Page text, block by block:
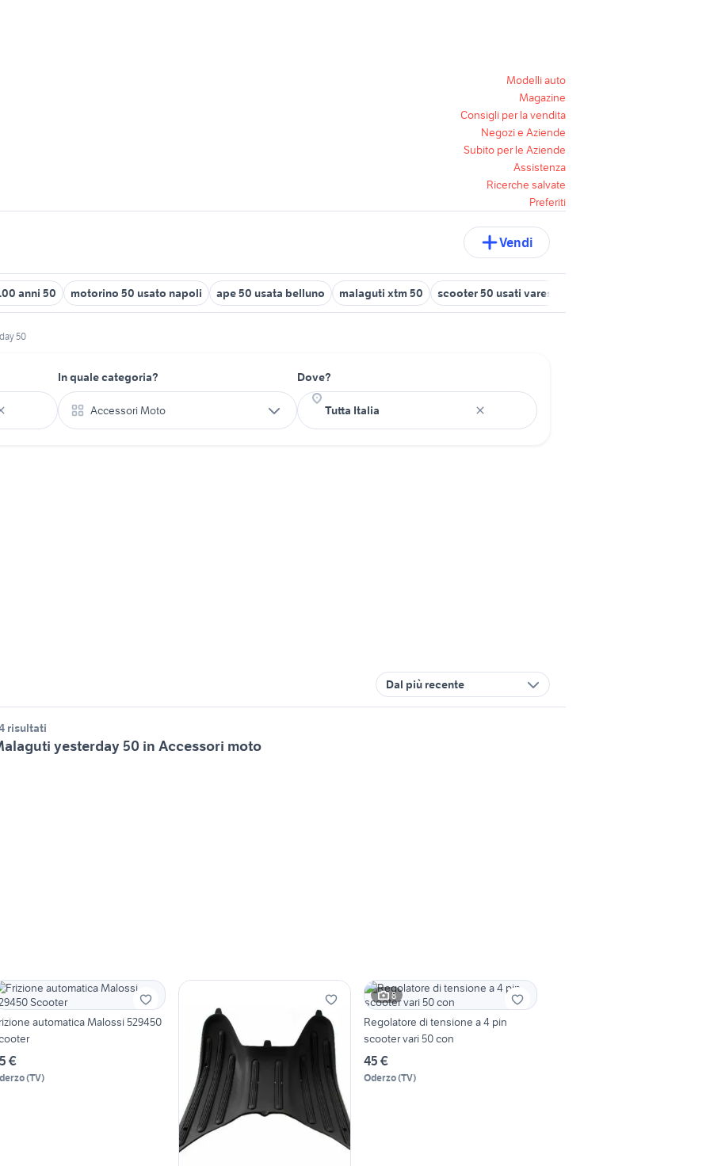
Modelli auto
Magazine
Consigli per la vendita
Negozi e Aziende
Subito per le Aziende
Assistenza
Ricerche salvate
Preferiti
Vendi
anni 50 motorino 50 usato napoli ape 50 usata belluno malaguti xtm 50 scooter 50 usati varese
50
In quale categoria?
Accessori Moto
Dove?
Dal più recente
risultati
yesterday 50 in Accessori moto
automatica Malossi 529450
€
(TV)
8
Regolatore di tensione a 4 pin
scooter vari 50 con
45 €
Oderzo(TV)